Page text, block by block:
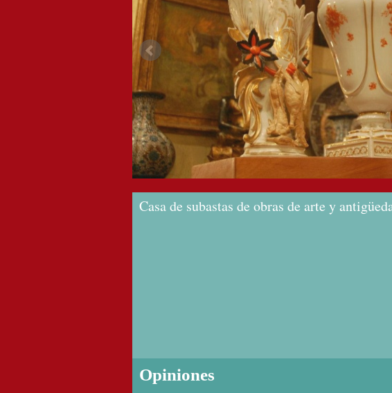
Casa de subastas de obras de arte y
Opiniones